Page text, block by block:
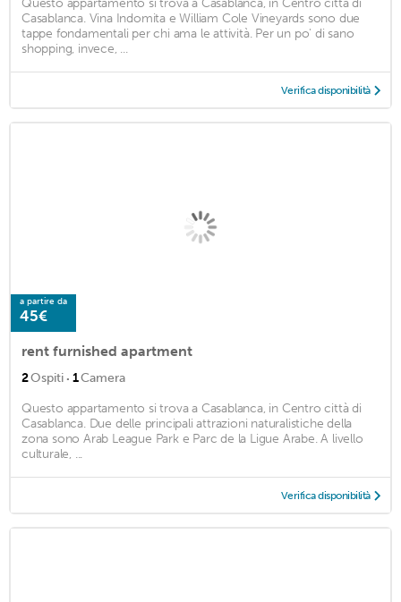
Casablanca. Vina Indomita e William Cole Vineyards sono due
tappe fondamentali per chi ama le attività. Per un po' di sano
shopping, invece, ...
Verifica disponibilità
a partire da
45€
rent furnished apartment
2Ospiti · 1Camera
Questo appartamento si trova a Casablanca, in Centro città di
Casablanca. Due delle principali attrazioni naturalistiche della
zona sono Arab League Park e Parc de la Ligue Arabe. A livello
culturale, ...
Verifica disponibilità